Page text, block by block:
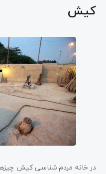
کیش
در خانه مردم شناسی کیش